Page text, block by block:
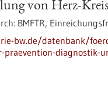
von Herz-
BMFTR,
bw.de/datenbank/
praevention-diagnostik-